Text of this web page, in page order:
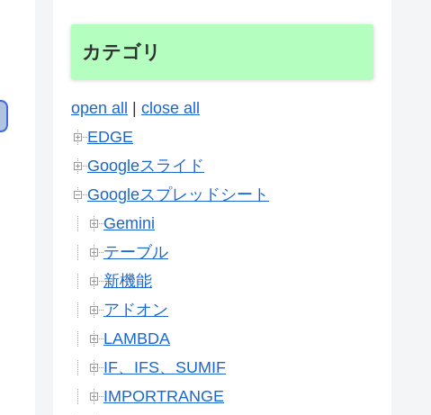
カテゴリ
open all
close all
EDGE
Googleスライド
Googleスプレッドシート
Gemini
テーブル
新機能
アドオン
LAMBDA
IF、IFS、SUMIF
IMPORTRANGE